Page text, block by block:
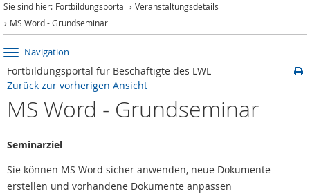
Sie sind hier: Fortbildungsportal
Veranstaltungsdetails
MS Word - Grundseminar
Navigation
Fortbildungsportal für Beschäftigte des LWL
Zurück zur vorherigen Ansicht
MS Word - Grundseminar
Seminarziel
Sie können MS Word sicher anwenden, neue Dokumente
erstellen und vorhandene Dokumente anpassen